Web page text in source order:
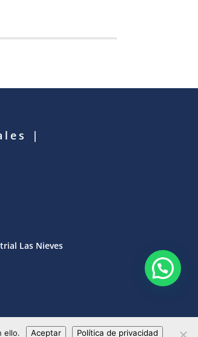
|
Las Nieves
ello. Aceptar Política de privacidad